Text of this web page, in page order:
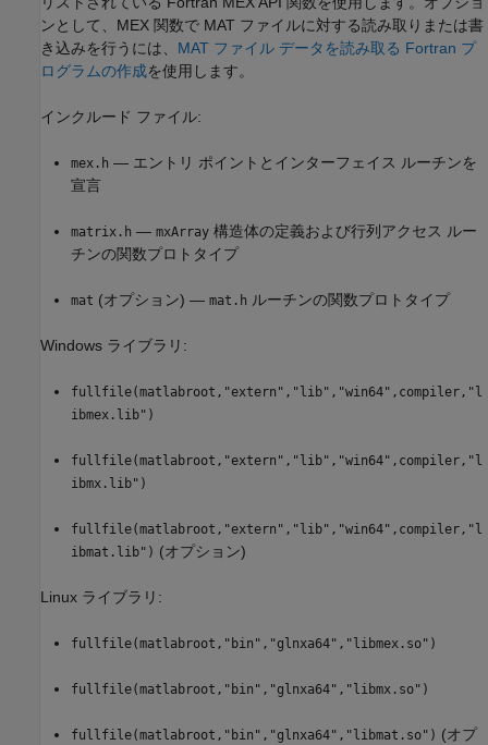
ンとして、MEX 関数で MAT ファイルに対する読み取りまたは書
き込みを行うには、 MAT ファイル データを読み取る Fortran プ
ログラムの作成を使用します。
インクルード ファイル:
mex.h — エントリ ポイントとインターフェイス ルーチンを
宣言
matrix.h — mxArray 構造体の定義および行列アクセス ルー
チンの関数プロトタイプ
mat (オプション) — mat.h ルーチンの関数プロトタイプ
Windows ライブラリ:
fullfile(matlabroot,"extern","lib","win64",compiler,"l
ibmex.lib")
fullfile(matlabroot,"extern","lib","win64",compiler,"l
ibmx.lib")
fullfile(matlabroot,"extern","lib","win64",compiler,"l
ibmat.lib") (オプション)
Linux ライブラリ:
fullfile(matlabroot,"bin","glnxa64","libmex.so")
fullfile(matlabroot,"bin","glnxa64","libmx.so")
fullfile(matlabroot,"bin","glnxa64","libmat.so") (オプ